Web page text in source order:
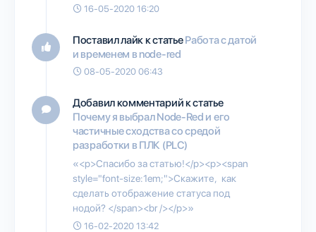
16-05-2020 16:20
Поставил лайк к статьеРабота с датой
и временем в node-red
08-05-2020 06:43
Добавил комментарий к статье
Почему я выбрал Node-Red и его
частичные сходства со средой
разработки в ПЛК (PLC)
«<p>Спасибо за статью!</p><p><span
style="font-size:1em;">Скажите, как
сделать отображение статуса под
нодой? </span><br /></p>»
16-02-2020 13:42